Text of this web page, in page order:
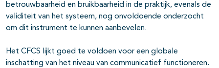
betrouwbaarheid en bruikbaarheid in de praktijk, evenals de
validiteit van het systeem, nog onvoldoende onderzocht
om dit instrument te kunnen aanbevelen.
Het CFCS lijkt goed te voldoen voor een globale
inschatting van het niveau van communicatief functioneren.